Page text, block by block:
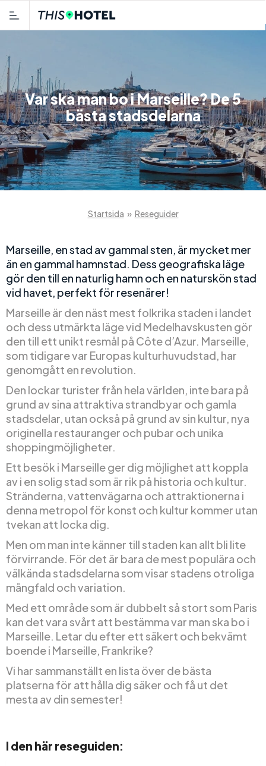
Var ska man bo i Marseille? De 5
bästa stadsdelarna
Startsida » Reseguider
Marseille, en stad av gammal sten, är mycket mer
än en gammal hamnstad. Dess geografiska läge
gör den till en naturlig hamn och en naturskön stad
vid havet, perfekt för resenärer!
Marseille är den näst mest folkrika staden i landet
och dess utmärkta läge vid Medelhavskusten gör
den till ett unikt resmål på Côte d’Azur. Marseille,
som tidigare var Europas kulturhuvudstad, har
genomgått en revolution.
Den lockar turister från hela världen, inte bara på
grund av sina attraktiva strandbyar och gamla
stadsdelar, utan också på grund av sin kultur, nya
originella restauranger och pubar och unika
shoppingmöjligheter.
Ett besök i Marseille ger dig möjlighet att koppla
av i en solig stad som är rik på historia och kultur.
Stränderna, vattenvägarna och attraktionerna i
denna metropol för konst och kultur kommer utan
tvekan att locka dig.
Men om man inte känner till staden kan allt bli lite
förvirrande. För det är bara de mest populära och
välkända stadsdelarna som visar stadens otroliga
mångfald och variation.
Med ett område som är dubbelt så stort som Paris
kan det vara svårt att bestämma var man ska bo i
Marseille. Letar du efter ett säkert och bekvämt
boende i Marseille, Frankrike?
Vi har sammanställt en lista över de bästa
platserna för att hålla dig säker och få ut det
mesta av din semester!
I den här reseguiden: